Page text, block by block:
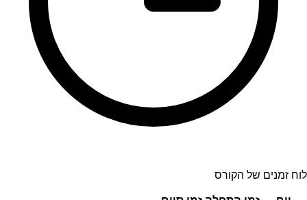
לוח זמנים של הקורס